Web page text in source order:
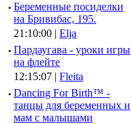
· Беременные посиделки
на Бривибас, 195.
21:10:00 | Elja
· Пардаугава - уроки игры
на флейте
12:15:07 | Fleita
· Dancing For Birth™ -
танцы для беременных и
мам с малышами